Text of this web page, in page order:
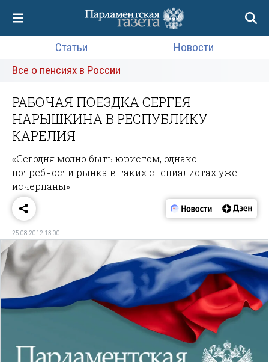
Статьи
Новости
Все о пенсиях в России
РАБОЧАЯ ПОЕЗДКА СЕРГЕЯ
НАРЫШКИНА В РЕСПУБЛИКУ
КАРЕЛИЯ
«Сегодня модно быть юристом, однако
потребности рынка в таких специалистах уже
исчерпаны»
25.08.2012 13:00